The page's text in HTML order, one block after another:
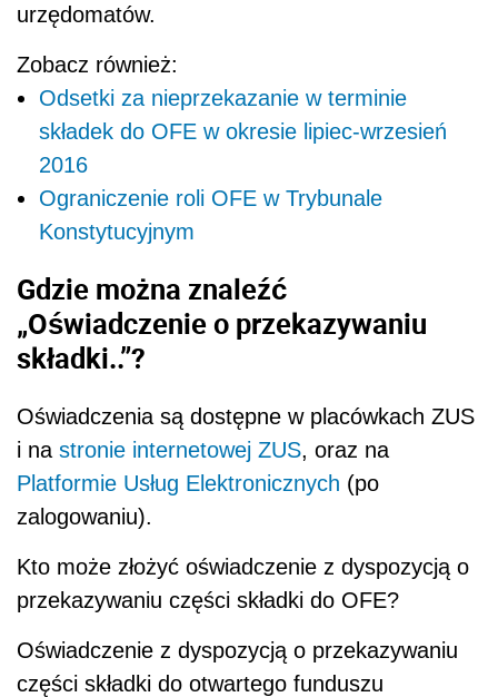
urzędomatów.
Zobacz również:
Odsetki za nieprzekazanie w terminie
składek do OFE w okresie lipiec-wrzesień
2016
Ograniczenie roli OFE w Trybunale
Konstytucyjnym
Gdzie można znaleźć
„Oświadczenie o przekazywaniu
składki..”?
Oświadczenia są dostępne w placówkach ZUS
i na stronie internetowej ZUS, oraz na
Platformie Usług Elektronicznych (po
zalogowaniu).
Kto może złożyć oświadczenie z dyspozycją o
przekazywaniu części składki do OFE?
Oświadczenie z dyspozycją o przekazywaniu
części składki do otwartego funduszu